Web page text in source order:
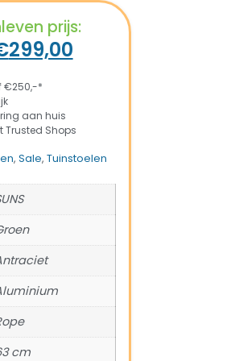
prijs:
299,00
€250,-*
aan huis
Trusted Shops
, Sale, Tuinstoelen
cm